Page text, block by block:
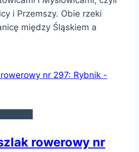
i Przemszy. Obie rzeki
między Śląskiem a
rowerowy nr